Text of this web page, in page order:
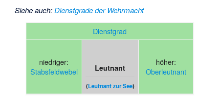
Siehe auch:Dienstgrade der Wehrmacht
Dienstgrad
niedriger:
Stabsfeldwebel
Leutnant
(Leutnant zur See)
höher:
Oberleutnant